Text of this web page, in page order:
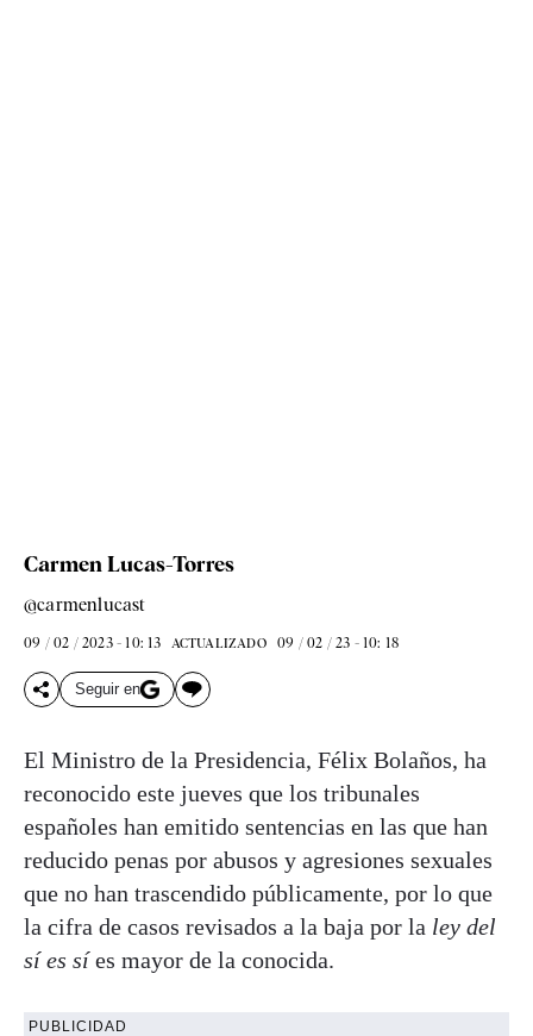
Carmen Lucas-Torres
@carmenlucast
09 / 02 / 2023 - 10: 13 ACTUALIZADO 09 / 02 / 23 - 10: 18
Seguir en
El Ministro de la Presidencia, Félix Bolaños, ha
reconocido este jueves que los tribunales
españoles han emitido sentencias en las que han
reducido penas por abusos y agresiones sexuales
que no han trascendido públicamente, por lo que
la cifra de casos revisados a la baja por la ley del
sí es síes mayor de la conocida.
PUBLICIDAD